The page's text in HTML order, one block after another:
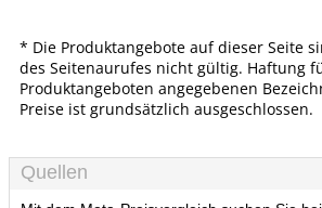
* Die Produktangebote auf dieser Seite
des Seitenaurufes nicht gültig. Haftung
Produktangeboten angegebenen
Preise ist grundsätzlich ausgeschlossen.
Quellen